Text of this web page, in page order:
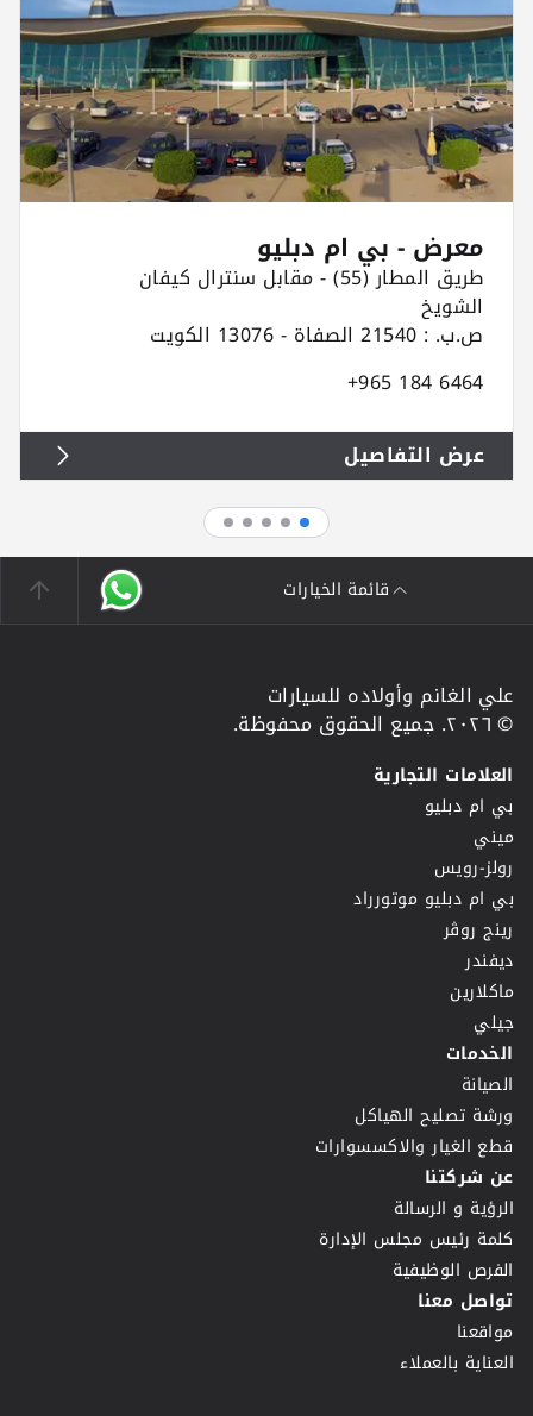
معرض - بي ام دبليو
طريق المطار (55) - مقابل سنترال كيفان
الشويخ
ص.ب. : 21540 الصفاة - 13076 الكويت
+965 184 6464
عرض التفاصيل
قائمة الخيارات
علي الغانم وأولاده للسيارات
© ٢٠٢٦. جميع الحقوق محفوظة.
العلامات التجارية
بي ام دبليو
ميني
رولز-رويس
بي ام دبليو موتورراد
رينج روڤر
ديفندر
ماكلارين
جيلي
الخدمات
الصيانة
ورشة تصليح الهياكل
قطع الغيار والاكسسوارات
عن شركتنا
الرؤية و الرسالة
كلمة رئيس مجلس الإدارة
الفرص الوظيفية
تواصل معنا
مواقعنا
العناية بالعملاء